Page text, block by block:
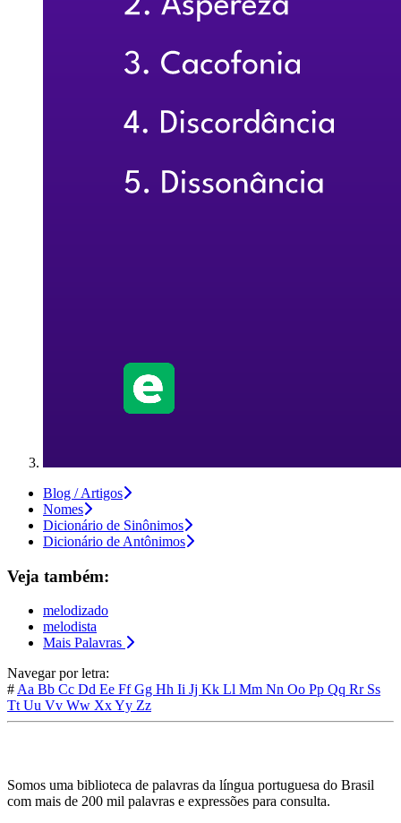
Blog / Artigos
Nomes
Dicionário de Sinônimos
Dicionário de Antônimos
Veja também:
melodizado
melodista
Mais Palavras
Navegar por letra:
#Aa Bb Cc Dd Ee FfGg Hh Ii Jj Kk Ll Mm Nn Oo Pp Qq Rr Ss
TtUu Vv Ww XxYy Zz
Somos uma biblioteca de palavras da língua portuguesa do Brasil
com mais de 200 mil palavras e expressões para consulta.